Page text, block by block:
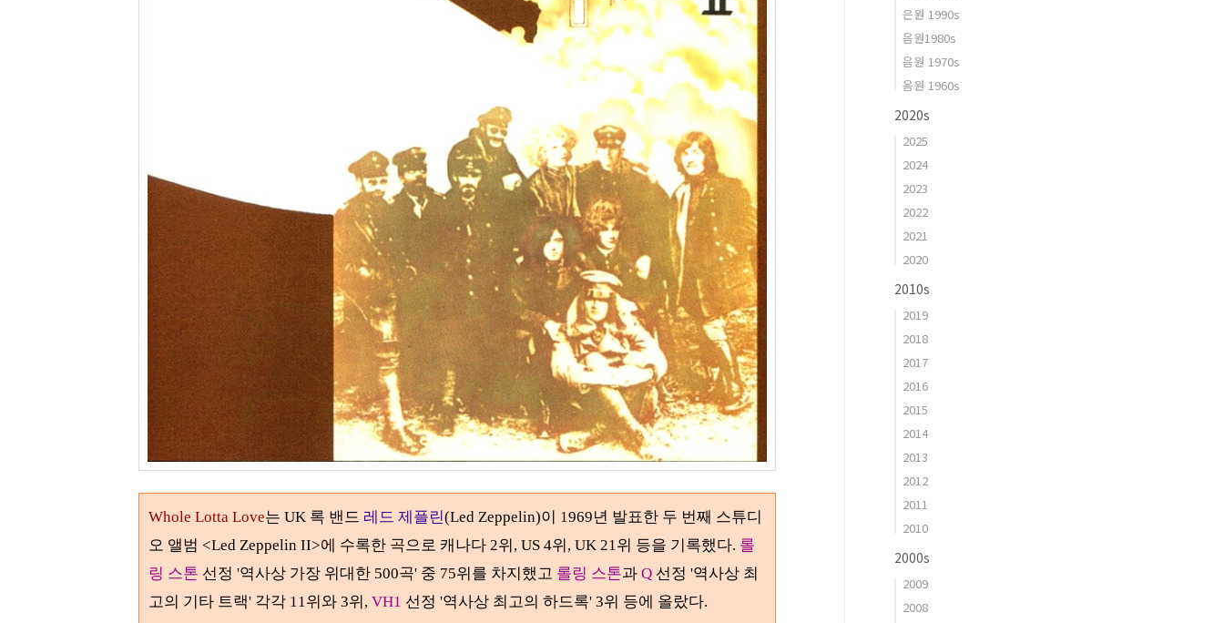
Whole Lotta Love는 UK 록 밴드 레드 제플린(Led Zeppelin)이 1969년 발표한 두 번째 스튜디
오 앨범 <Led Zeppelin II>에 수록한 곡으로 캐나다 2위, US 4위, UK 21위 등을 기록했다. 롤
링 스톤 선정 '역사상 가장 위대한 500곡' 중 75위를 차지했고 롤링 스톤과 Q 선정 '역사상 최
고의 기타 트랙' 각각 11위와 3위 , VH1 선정 '역사상 최고의 하드록' 3위 등에 올랐다.
은원 1990s
음원1980s
음원 1970s
음원 1960s
2020s
2025
2024
2023
2022
2021
2020
2010s
2019
2018
2017
2016
2015
2014
2013
2012
2011
2010
2000s
2009
2008